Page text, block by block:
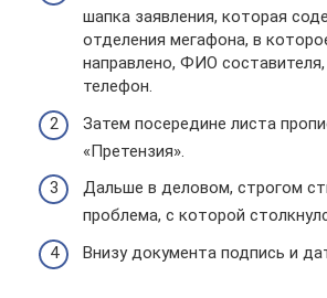
шапка заявления, которая
отделения мегафона, в
направлено, ФИО составителя,
телефон.
Затем посередине листа
«Претензия».
Дальше в деловом, строгом
проблема, с которой
Внизу документа подпись и